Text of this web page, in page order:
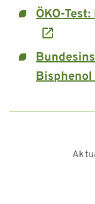
ÖKO-
Bisphenol